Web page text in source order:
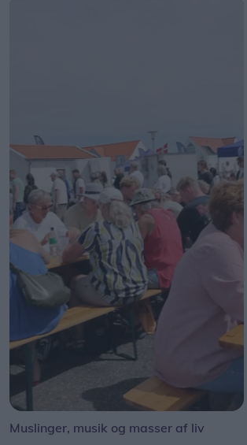
Muslinger, musik og masser af liv